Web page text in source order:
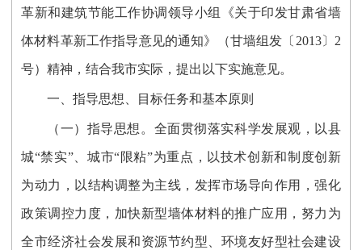
革新和建筑节能工作协调领导小组《关于印发甘肃省墙
体材料革新工作指导意见的通知》（甘墙组发〔2013〕2
号）精神，结合我市实际，提出以下实施意见。
一、指导思想、目标任务和基本原则
（一）指导思想。全面贯彻落实科学发展观，以县
城“禁实”、城市“限粘”为重点，以技术创新和制度创新
为动力，以结构调整为主线，发挥市场导向作用，强化
政策调控力度，加快新型墙体材料的推广应用，努力为
全市经济社会发展和资源节约型、环境友好型社会建设